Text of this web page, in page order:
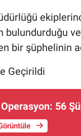
bulundurduğu
bir şüphelinin
Geçirildi
56